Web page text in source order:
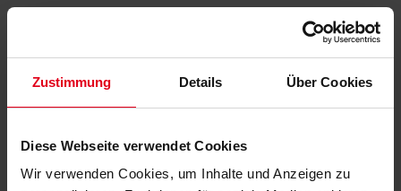
Zustimmung Details Über Cookies
Diese Webseite verwendet Cookies
Wir verwenden Cookies, um Inhalte und Anzeigen zu